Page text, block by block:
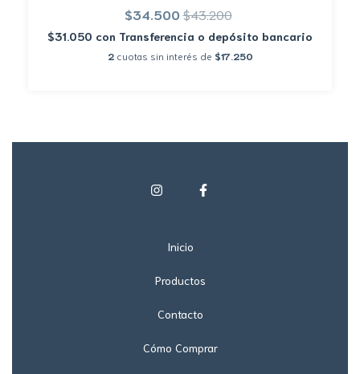
$34.500$43.200
$31.050 con Transferencia o depósito bancario
2 cuotas sin interés de $17.250
Inicio
Productos
Contacto
Cómo Comprar